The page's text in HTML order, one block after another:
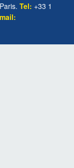
Tel: +33 1